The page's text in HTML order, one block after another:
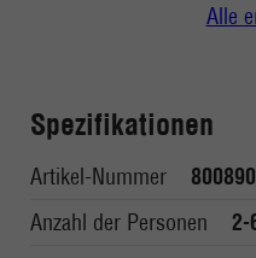
Alle
Spezifikationen
Artikel-Nummer
800890
Anzahl der Personen
2-